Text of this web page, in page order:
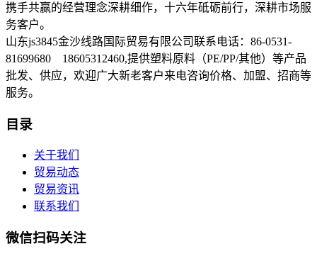
携手共赢的经营理念深耕细作，十六年砥砺前行，深耕市场服
务客户。
山东js3845金沙线路国际贸易有限公司联系电话：86-0531-
81699680 18605312460,提供塑料原料（PE/PP/其他）等产品
批发、供应，欢迎广大新老客户来电咨询价格、加盟、招商等
服务。
目录
关于我们
贸易动态
贸易资讯
联系我们
微信扫码关注